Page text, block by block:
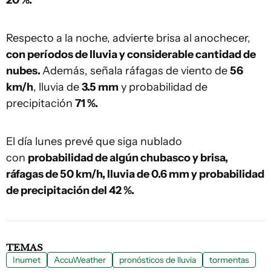
Respecto a la noche, advierte brisa al anochecer,
con períodos de lluvia y considerable cantidad de
nubes.Además, señala ráfagas de viento de56
km/h, lluvia de3.5 mmy probabilidad de
precipitación 71 %.
El día lunes prevé que siga nublado
con probabilidad de algún chubasco y brisa,
ráfagas de 50 km/h, lluvia de 0.6 mm y probabilidad
de precipitación del 42 %.
TEMAS
Inumet AccuWeather pronósticos de lluvia tormentas